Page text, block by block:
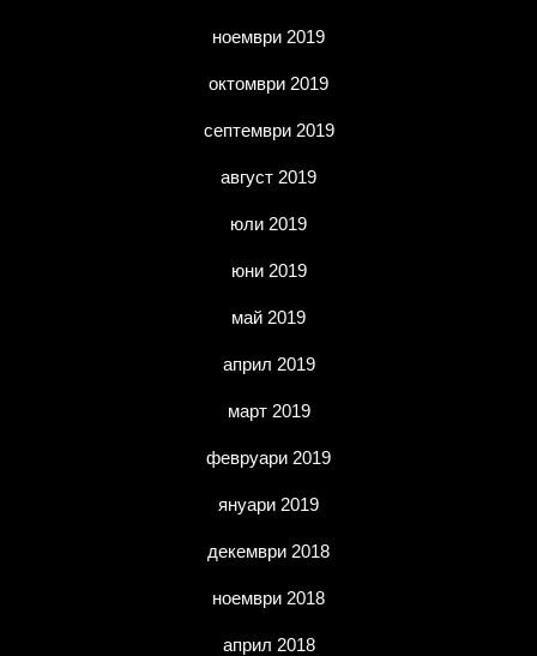
ноември 2019
октомври 2019
септември 2019
август 2019
юли 2019
юни 2019
май 2019
април 2019
март 2019
февруари 2019
януари 2019
декември 2018
ноември 2018
април 2018